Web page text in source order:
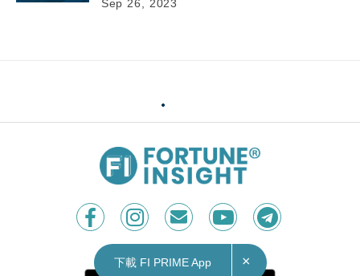
Sep 26, 2023
下載 FI PRIME App ×